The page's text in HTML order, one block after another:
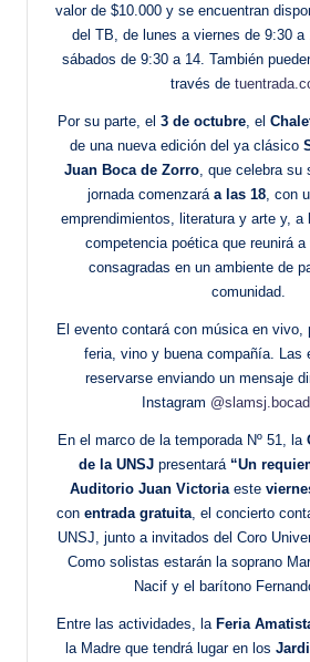
valor de $10.000 y se encuentran
del TB, de lunes a viernes de 9:30
sábados de 9:30 a 14. También
través de
Por su parte, el 3 de octubre , el
de una nueva edición del ya clásico
Juan Boca de Zorro , que celebra
jornada comenzará a las 18, con
emprendimientos, literatura y arte y, a
competencia poética que reunirá
consagradas en un ambiente de
comunidad.
El evento contará con música en vivo,
feria, vino y buena compañía. Las
reservarse enviando un mensaje
Instagram
En el marco de la temporada Nº 51, la
de la UNSJ presentará “Un
Auditorio Juan Victoriaeste
con entrada gratuita , el concierto
UNSJ, junto a invitados del Coro
Como solistas estarán la soprano
Nacif y el barítono
Entre las actividades, la Feria
la Madre que tendrá lugar en los